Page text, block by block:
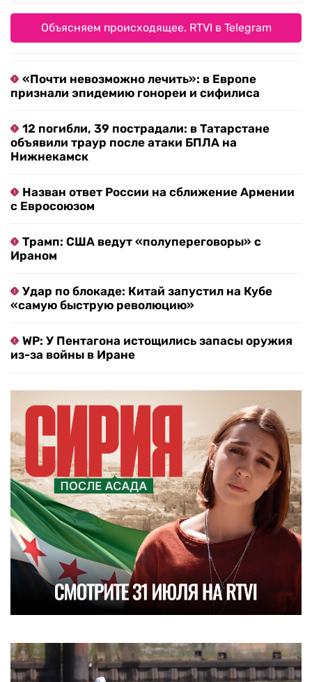
Объясняем происходящее. RTVI в Telegram
«Почти невозможно лечить»: в Европе
признали эпидемию гонореи и сифилиса
12 погибли, 39 пострадали: в Татарстане
объявили траур после атаки БПЛА на
Нижнекамск
Назван ответ России на сближение Армении
с Евросоюзом
Трамп: США ведут «полупереговоры» с
Ираном
Удар по блокаде: Китай запустил на Кубе
«самую быструю революцию»
WP: У Пентагона истощились запасы оружия
из-за войны в Иране